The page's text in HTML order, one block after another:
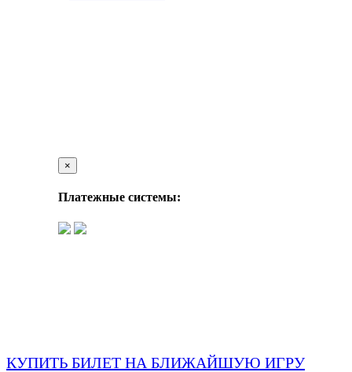
×
Платежные системы:
КУПИТЬ БИЛЕТ НА БЛИЖАЙШУЮ ИГРУ